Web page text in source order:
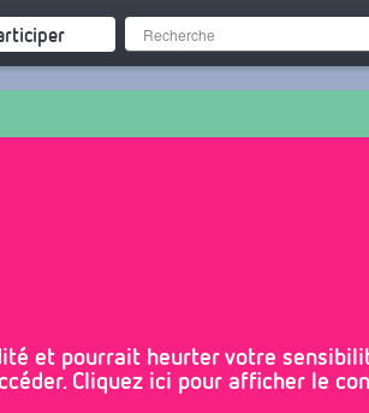
et pourrait heurter votre
Cliquez ici pour afficher le